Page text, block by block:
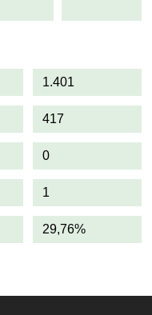
1.401
417
0
1
29,76%